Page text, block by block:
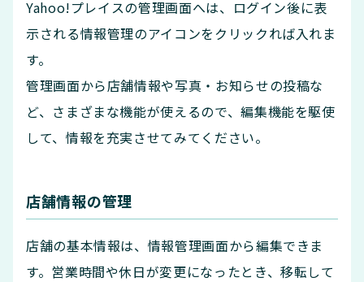
Yahoo!プレイスの管理画面へは、ログイン後に表
示される情報管理のアイコンをクリックれば入れま
す。
管理画面から店舗情報や写真・お知らせの投稿な
ど、さまざまな機能が使えるので、編集機能を駆使
して、情報を充実させてみてください。
店舗情報の管理
店舗の基本情報は、情報管理画面から編集できま
す。営業時間や休日が変更になったとき、移転して